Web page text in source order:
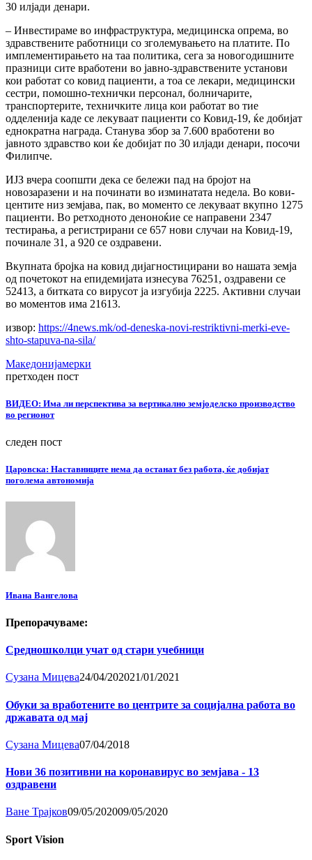
30 илјади денари.
– Инвестираме во инфраструктура, медицинска опрема, во
здравствените работници со зголемувањето на платите. По
имплементирањето на таа политика, сега за новогодишните
празници сите вработени во јавно-здравствените установи
кои работат со ковид пациенти, а тоа се лекари, медицински
сестри, помошно-технички персонал, болничарите,
транспортерите, техничките лица кои работат во тие
одделенија каде се лекуваат пациенти со Ковид-19, ќе добијат
еднократна награда. Станува збор за 7.600 вработени во
јавното здравство кои ќе добијат по 30 илјади денари, посочи
Филипче.
ИЈЗ вчера соопшти дека се бележи пад на бројот на
новозаразени и на починати во изминатата недела. Во кови-
центите низ земјава, пак, во моменто се лекуваат вкупно 1275
пациенти. Во ретходното деноноќие се направени 2347
тестирања, а регистрирани се 657 нови случаи на Ковид-19,
починале 31, а 920 се оздравени.
Вкупната бројка на ковид дијагностицирани во нашата земја
од почетокот на епидемијата изнесува 76251, оздравени се
52413, а битката со вирусот ја изгубија 2225. Активни случаи
во моментов има 21613.
извор: https://4news.mk/od-deneska-novi-restriktivni-merki-eve-
shto-stapuva-na-sila/
Македонијамерки
претходен пост
ВИДЕО: Има ли перспектива за вертикално земјоделско производство
во регионот
следен пост
Царовска: Наставниците нема да останат без работа, ќе добијат
поголема автономија
Ивана Вангелова
Препорачуваме:
Средношколци учат од стари учебници
Сузана Мицева24/04/202021/01/2021
Обуки за вработените во центрите за социјална работа во
државата од мај
Сузана Мицева07/04/2018
Нови 36 позитивни на коронавирус во земјава - 13
оздравени
Ване Трајков09/05/202009/05/2020
Sport Vision